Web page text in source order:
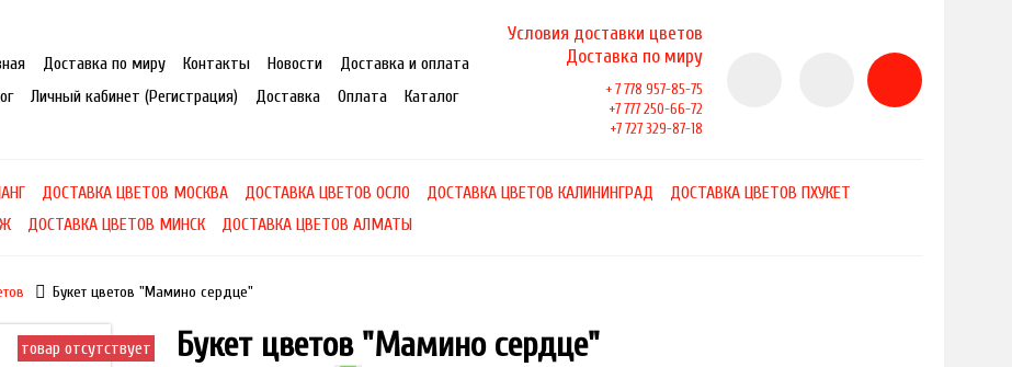
Доставка по миру Контакты Новости
Доставка и оплата
Личный кабинет (Регистрация) Доставка Оплата Каталог
Условия доставки цветов
Доставка по миру
+ 7 778 957-85-75
+7 777 250-66-72
+7 727 329-87-18
ДОСТАВКА ЦВЕТОВ МОСКВА ДОСТАВКА ЦВЕТОВ ОСЛО ДОСТАВКА ЦВЕТОВ КАЛИНИНГРАД
ДОСТАВКА ЦВЕТОВ ПХУКЕТ
ДОСТАВКА ЦВЕТОВ МИНСК ДОСТАВКА ЦВЕТОВ АЛМАТЫ
Букет цветов "Мамино сердце"
товар отсутствует Букет цветов "Мамино сердце"